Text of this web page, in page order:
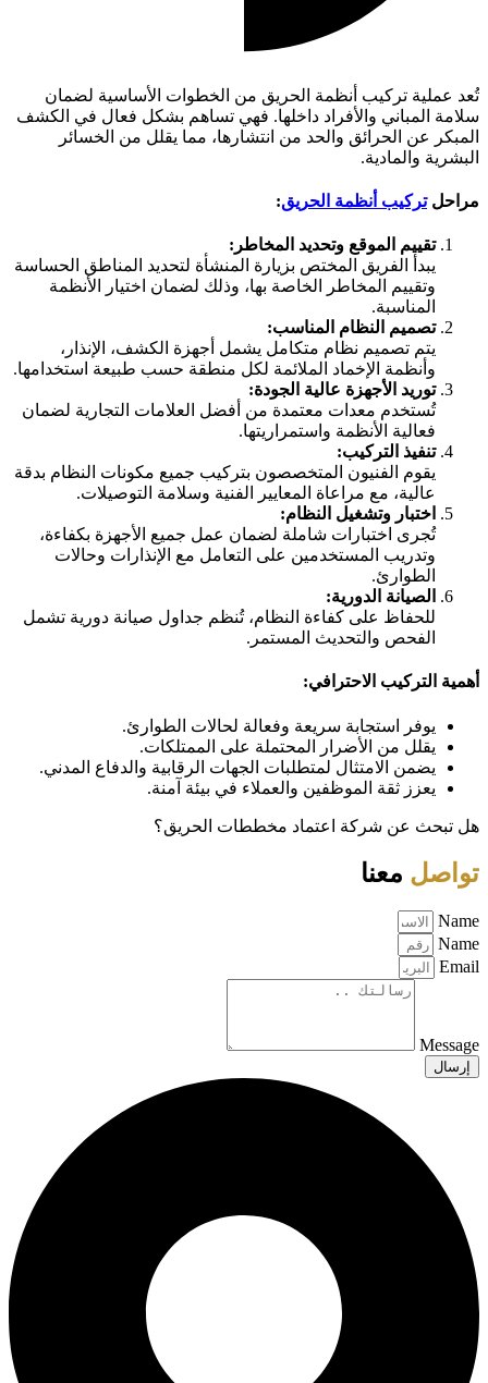
تُعد عملية تركيب أنظمة الحريق من الخطوات الأساسية لضمان
سلامة المباني والأفراد داخلها. فهي تساهم بشكل فعال في الكشف
المبكر عن الحرائق والحد من انتشارها، مما يقلل من الخسائر
البشرية والمادية.
مراحلتركيب أنظمة الحريق:
تقييم الموقع وتحديد المخاطر:
يبدأ الفريق المختص بزيارة المنشأة لتحديد المناطق الحساسة
وتقييم المخاطر الخاصة بها، وذلك لضمان اختيار الأنظمة
المناسبة.
تصميم النظام المناسب:
يتم تصميم نظام متكامل يشمل أجهزة الكشف، الإنذار،
وأنظمة الإخماد الملائمة لكل منطقة حسب طبيعة استخدامها.
توريد الأجهزة عالية الجودة:
تُستخدم معدات معتمدة من أفضل العلامات التجارية لضمان
فعالية الأنظمة واستمراريتها.
تنفيذ التركيب:
يقوم الفنيون المتخصصون بتركيب جميع مكونات النظام بدقة
عالية، مع مراعاة المعايير الفنية وسلامة التوصيلات.
اختبار وتشغيل النظام:
تُجرى اختبارات شاملة لضمان عمل جميع الأجهزة بكفاءة،
وتدريب المستخدمين على التعامل مع الإنذارات وحالات
الطوارئ.
الصيانة الدورية:
للحفاظ على كفاءة النظام، تُنظم جداول صيانة دورية تشمل
الفحص والتحديث المستمر.
أهمية التركيب الاحترافي:
يوفر استجابة سريعة وفعالة لحالات الطوارئ.
يقلل من الأضرار المحتملة على الممتلكات.
يضمن الامتثال لمتطلبات الجهات الرقابية والدفاع المدني.
يعزز ثقة الموظفين والعملاء في بيئة آمنة.
هل تبحث عن شركة اعتماد مخططات الحريق؟
تواصل معنا
Name
Name
Email
Message
إرسال